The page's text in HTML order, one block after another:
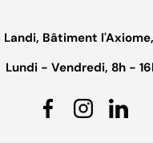
Landi, Bâtiment
Lundi - Vendredi, 8h -
FacebookInstagram